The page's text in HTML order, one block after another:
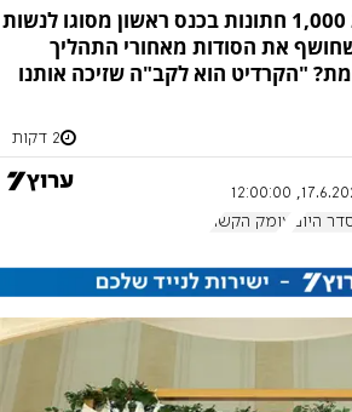
מכון עומק הקשר חוגג 1,000 חתונות בכנס ראשון מסוגו לנשות
שחושף את הסודות מאחורי התהליך
"הקרדיט הוא לקב"ה שזיכה אותנו
2 דקות
היום עומק הקשר